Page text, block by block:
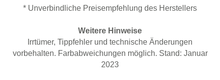
* Unverbindliche Preisempfehlung des Herstellers
Weitere Hinweise
Irrtümer, Tippfehler und technische Änderungen
vorbehalten. Farbabweichungen möglich. Stand: Januar
2023